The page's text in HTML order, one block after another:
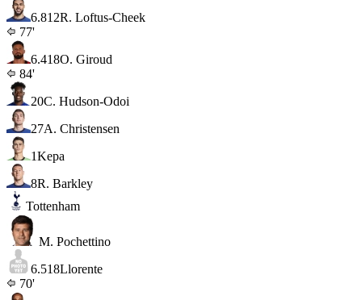
6.812R. Loftus-Cheek
77'
6.418O. Giroud
84'
20C. Hudson-Odoi
27A. Christensen
1Kepa
8R. Barkley
Tottenham
M. Pochettino
6.518Llorente
70'